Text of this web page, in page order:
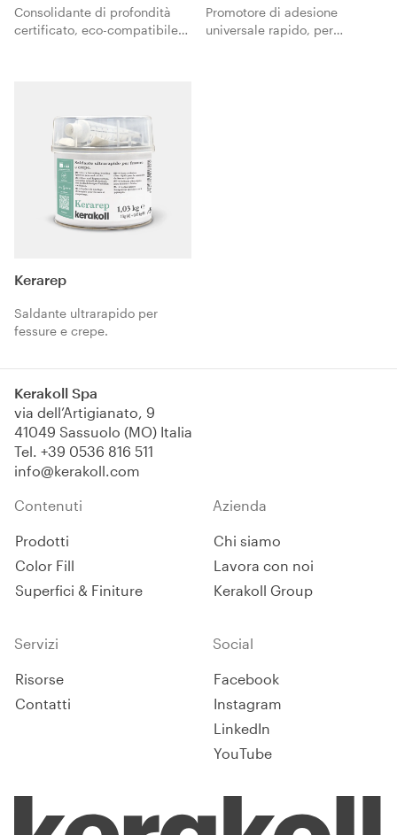
Consolidante di profondità
certificato, eco-compatibile
Promotore di adesione
universale rapido, per
Kerarep
Saldante ultrarapido per
fessure e crepe.
Kerakoll Spa
via dell’Artigianato, 9
41049 Sassuolo (MO) Italia
Tel. +39 0536 816 511
info@kerakoll.com
Contenuti
Prodotti
Color Fill
Superfici & Finiture
Azienda
Chi siamo
Lavora con noi
Kerakoll Group
Servizi
Risorse
Contatti
Social
Facebook
Instagram
LinkedIn
YouTube